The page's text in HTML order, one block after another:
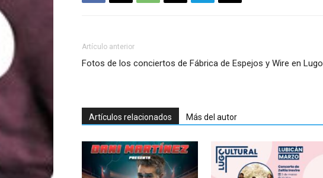
Artículo anterior
Fotos de los conciertos de Fábrica de Espejos y Wire en Lugo
Artículos relacionados Más del autor